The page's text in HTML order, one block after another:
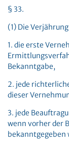
§ 33.
(1) Die
1. die erste
Bekanntgabe,
2. jede
dieser
3. jede
wenn vorher der
bekanntgegeben